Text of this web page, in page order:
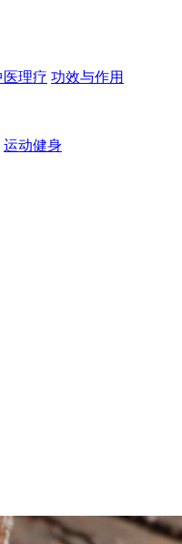
医理疗 功效与作用
运动健身